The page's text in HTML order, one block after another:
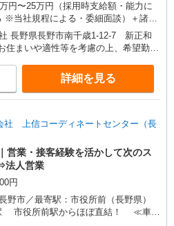
円〜25万円（採用時支給額・能力に
※当社規程による・委細面談）＋諸手
講手当：8500円
長野県長野市南千歳1-12-7 新正和
ジよりご確認ください
詳細を見る
社 上信コーディネートセンター（長
営業・接客経験を活かして次のス
法人営業
円
野市／最寄駅：市役所前（長野県）
市役所前駅からほぼ直結！ ≪車通